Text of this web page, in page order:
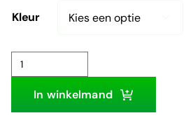
Kleur
Dire
Straits
Mark
In winkelmand